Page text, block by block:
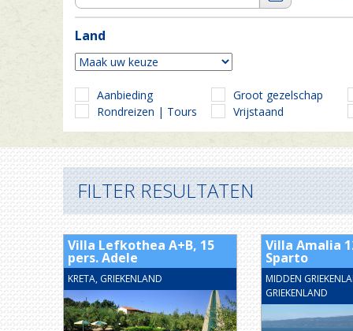
Land
Aanbieding
Groot gezelschap
Rondreizen | Tours
Vrijstaand
FILTER RESULTATEN
Villa Lefkothea A+B, 15
pers. Adele
KRETA, GRIEKENLAND
Villa Amalia
Sparto
MIDDEN
GRIEKENLAND